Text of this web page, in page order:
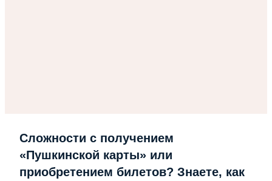
Сложности с получением
«Пушкинской карты» или
приобретением билетов? Знаете, как